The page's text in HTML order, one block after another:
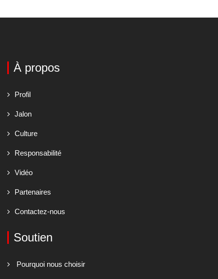
À propos
Profil
Jalon
Culture
Responsabilité
Vidéo
Partenaires
Contactez-nous
Soutien
Pourquoi nous choisir